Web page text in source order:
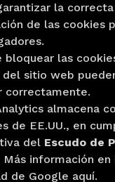
la correcta
de las cookies
bloquear las
del sitio web
correctamente.
almacena
de EE.UU., en
del Escudo de
Más información
de Google aquí.